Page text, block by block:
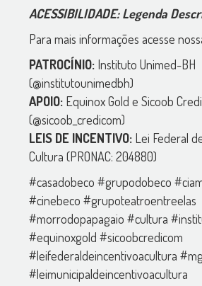
ACESSIBILIDADE: Legenda
Para mais informações acesse
PATROCÍNIO: Instituto Unimed-BH
(@institutounimedbh)
APOIO: Equinox Gold e Sicoob
(@sicoob_credicom)
LEIS DE INCENTIVO: Lei Federal
Cultura (PRONAC: 204880)
#casadobeco #grupodobeco
#cinebeco #grupoteatroentreelas
#morrodopapagaio #cultura
#equinoxgold #sicoobcredicom
#leifederaldeincentivoacultura
#leimunicipaldeincentivoacultura